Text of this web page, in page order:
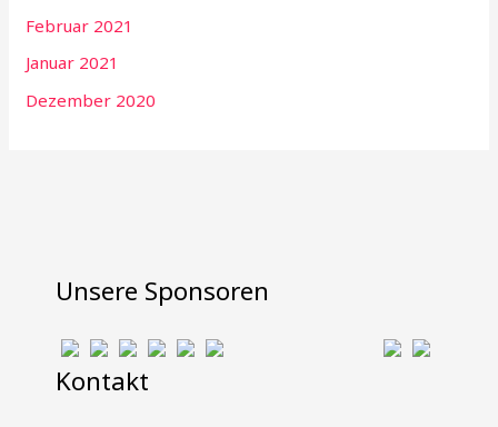
Februar 2021
Januar 2021
Dezember 2020
Unsere Sponsoren
Kontakt